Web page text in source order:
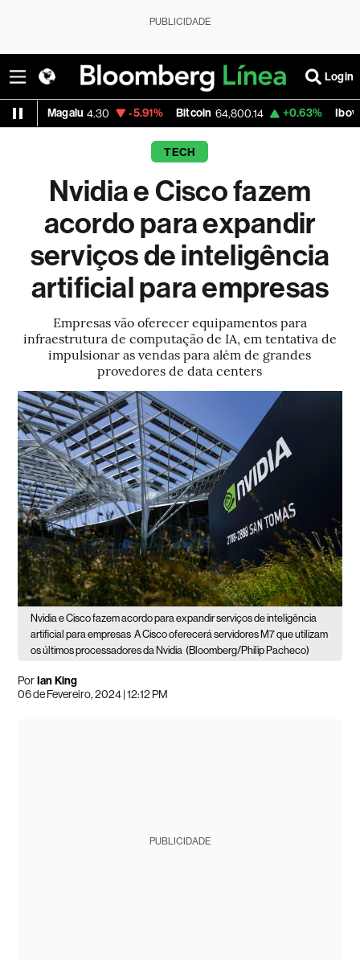
PUBLICIDADE
Login
Petrobras PN 41.11 -2.42% Vale ON 74.80 -0.78% Itaú PN
TECH
Nvidia e Cisco fazem
acordo para expandir
serviços de inteligência
artificial para empresas
Empresas vão oferecer equipamentos para
infraestrutura de computação de IA, em tentativa de
impulsionar as vendas para além de grandes
provedores de data centers
Nvidia e Cisco fazem acordo para expandir serviços de inteligência
artificial para empresas A Cisco oferecerá servidores M7 que utilizam
os últimos processadores da Nvidia (Bloomberg/Philip Pacheco)
PorIan King
06 de Fevereiro, 2024 | 12:12 PM
PUBLICIDADE